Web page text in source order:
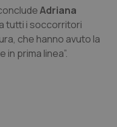
neurodegenerative
Adriana
tutti i soccorritori
che hanno avuto la
prima linea”.